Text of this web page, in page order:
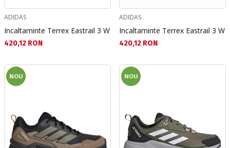
ADIDAS
Incaltaminte Terrex Eastrail 3 W
Текуща цена:
420,12 RON
ADIDAS
Incaltaminte Terrex Eastrail 3 W
Текуща цена:
420,12 RON
NOU NOU